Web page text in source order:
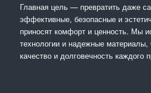
Главная цель — превратить даже
эффективные, безопасные и
приносят комфорт и ценность. Мы
технологии и надежные материалы,
качество и долговечность каждого